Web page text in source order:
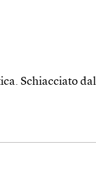
Schiacciato